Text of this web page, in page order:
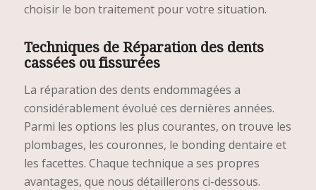
choisir le bon traitement pour votre situation.
Techniques de Réparation des dents
cassées ou fissurées
La réparation des dents endommagées a
considérablement évolué ces dernières années.
Parmi les options les plus courantes, on trouve les
plombages, les couronnes, le bonding dentaire et
les facettes. Chaque technique a ses propres
avantages, que nous détaillerons ci-dessous.